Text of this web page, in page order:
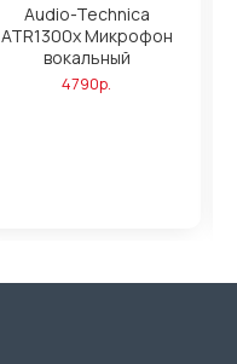
Audio-Technica
ATR1300x Микрофон
вокальный
4790р.